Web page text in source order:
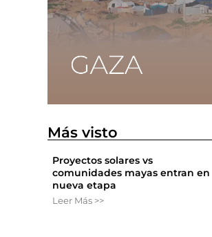
Más visto
Proyectos solares vs
comunidades mayas entran en
nueva etapa
Leer Más >>